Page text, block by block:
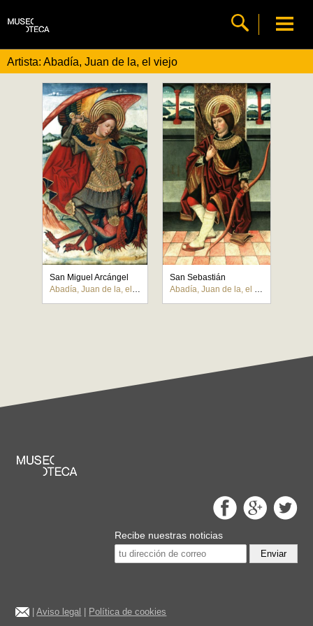
Artista: Abadía, Juan de la, el viejo
San Miguel Arcángel
Abadía, Juan de la, el viejo
San Sebastián
Abadía, Juan de la, el viejo
Recibe nuestras noticias
Enviar
|Aviso legal Política de cookies